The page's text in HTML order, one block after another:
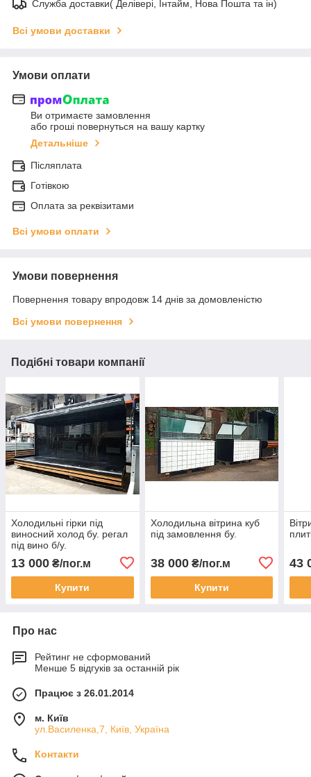
Служба доставки( Делівері, Інтайм, Нова Пошта та ін)
Всі умови доставки
Умови оплати
Ви отримаєте замовлення
або гроші повернуться на вашу картку
Детальніше
Післяплата
Готівкою
Оплата за реквізитами
Всі умови оплати
Умови повернення
Повернення товару впродовж 14 днів за домовленістю
Всі умови повернення
Подібні товари компанії
Холодильні гірки під
виносний холод бу. регал
під вино б/у.
13 000 ₴/пог.м
Купити
Холодильна вітрина куб
під замовлення бу.
38 000₴/пог.м
Купити
43
Про нас
Рейтинг не сформований
Менше 5 відгуків за останній рік
Працює з 26.01.2014
м. Київ
ул.Василенка,7, Київ, Україна
Контакти